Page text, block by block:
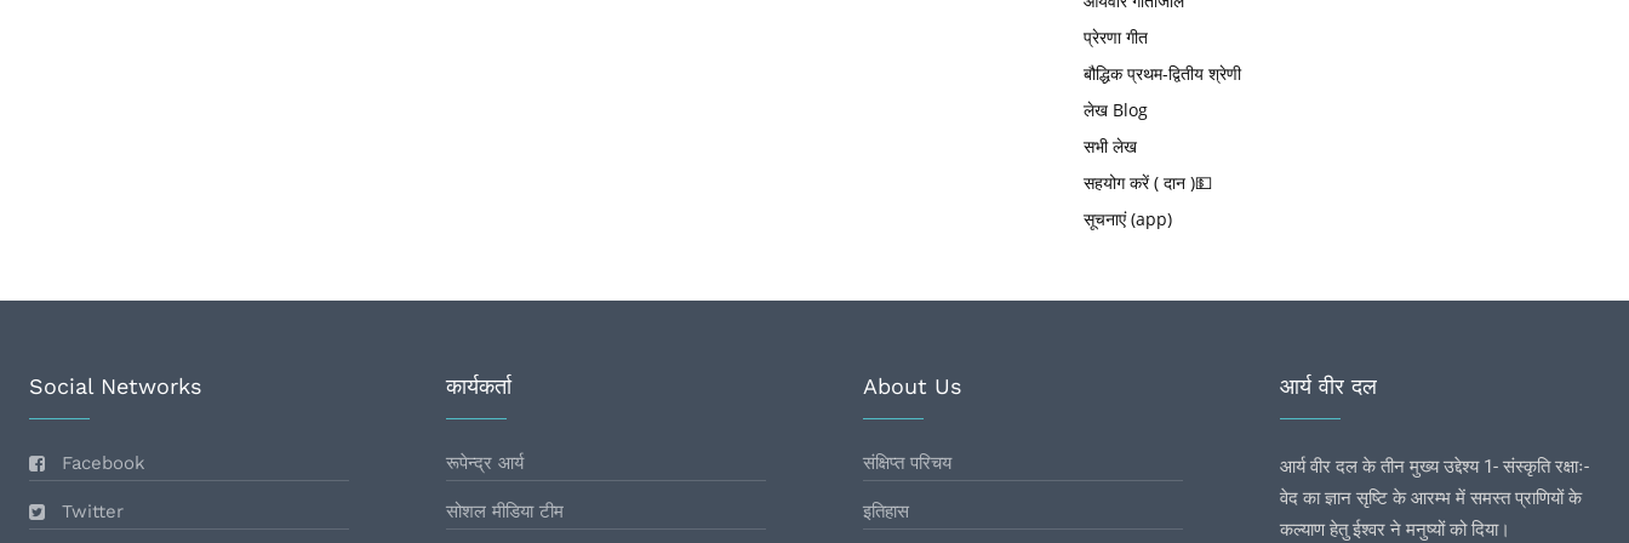
प्रेरणा गीत
बौद्धिक प्रथम-द्वितीय श्रेणी
लेख Blog
सभी लेख
सहयोग करें ( दान )💵
सूचनाएं (app)
Social Networks
Facebook
Twitter
कार्यकर्ता
रूपेन्द्र आर्य
सोशल मीडिया टीम
About Us
संक्षिप्त परिचय
इतिहास
आर्य वीर दल
आर्य वीर दल के तीन मुख्य उद्देश्य 1- संस्कृति रक्षाः-
वेद का ज्ञान सृष्टि के आरम्भ में समस्त प्राणियों के
कल्याण हेतु ईश्वर ने मनुष्यों को दिया।